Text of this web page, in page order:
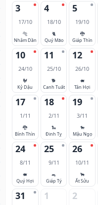
3
17/10
🐅
Nhâm Dần
4
18/10
🐈
Quý Mão
5
19/10
🐉
Giáp Thìn
10
24/10
🐓
Kỷ Dậu
11
25/10
🐕
Canh Tuất
12
26/10
🐖
Tân Hợi
17
1/11
🐉
Bính Thìn
18
2/11
🐍
Đinh Tỵ
19
3/11
🐎
Mậu Ngọ
24
8/11
🐖
Quý Hợi
25
9/11
🐀
Giáp Tý
26
10/11
🐂
Ất Sửu
31 1 2